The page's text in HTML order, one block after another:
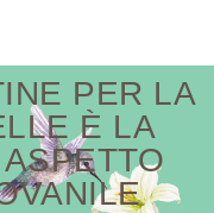
PER LA
È LA